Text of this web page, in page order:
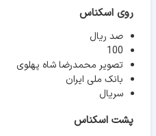
روی اسکناس
صد ریال
100
تصویر محمدرضا شاه پهلوی
بانک ملی ایران
سریال
پشت اسکناس